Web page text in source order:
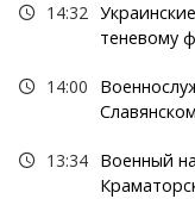
14:32
теневому
14:00
13:34 Военный